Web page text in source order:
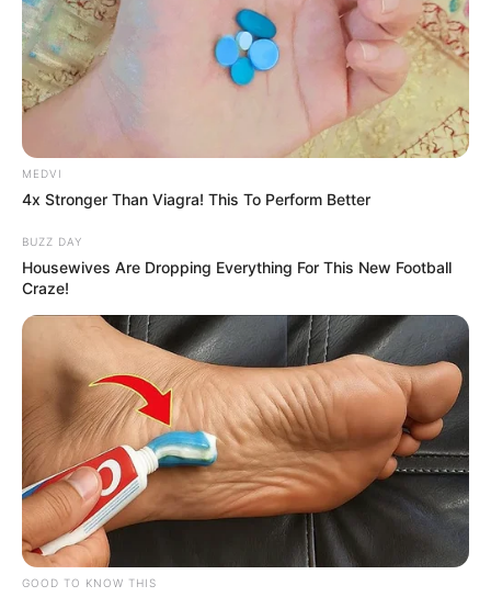
17 Rare Churches Underground That Still Exist
Brainberries